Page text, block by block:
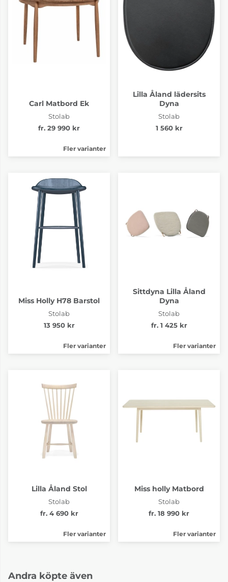
Carl Matbord Ek
Stolab
fr. 29 990 kr
Fler varianter
Lilla Åland lädersits
Dyna
Stolab
1 560 kr
Miss Holly H78 Barstol
Stolab
13 950 kr
Fler varianter
Sittdyna Lilla Åland
Dyna
Stolab
fr. 1 425 kr
Fler varianter
Lilla Åland Stol
Stolab
fr. 4 690 kr
Fler varianter
Miss holly Matbord
Stolab
fr. 18 990 kr
Fler varianter
Andra köpte även